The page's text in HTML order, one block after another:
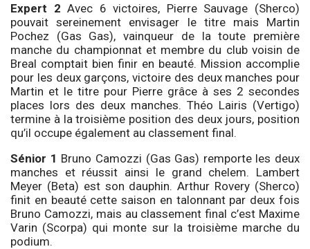
Expert 2Avec 6 victoires, Pierre Sauvage (Sherco)
pouvait sereinement envisager le titre mais Martin
Pochez (Gas Gas), vainqueur de la toute première
manche du championnat et membre du club voisin de
Breal comptait bien finir en beauté. Mission accomplie
pour les deux garçons, victoire des deux manches pour
Martin et le titre pour Pierre grâce à ses 2 secondes
places lors des deux manches. Théo Lairis (Vertigo)
termine à la troisième position des deux jours, position
qu’il occupe également au classement final.
Sénior 1 Bruno Camozzi (Gas Gas) remporte les deux
manches et réussit ainsi le grand chelem. Lambert
Meyer (Beta) est son dauphin. Arthur Rovery (Sherco)
finit en beauté cette saison en talonnant par deux fois
Bruno Camozzi, mais au classement final c’est Maxime
Varin (Scorpa) qui monte sur la troisième marche du
podium.